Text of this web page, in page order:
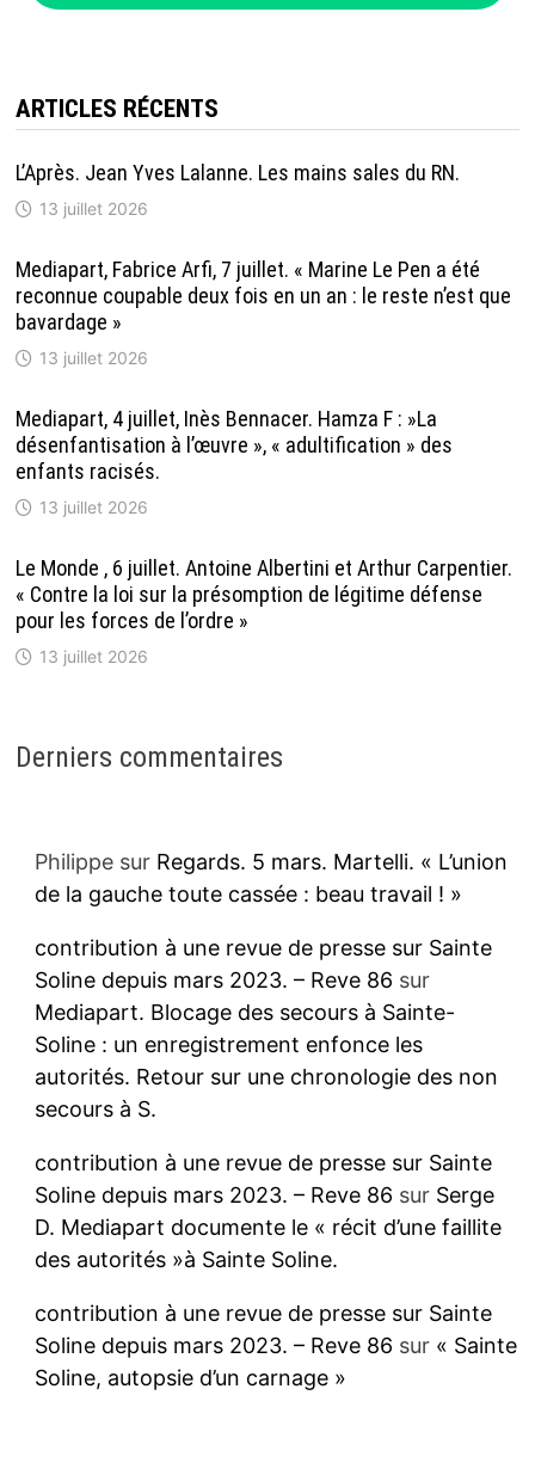
ARTICLES RÉCENTS
L’Après. Jean Yves Lalanne. Les mains sales du RN.
13 juillet 2026
Mediapart, Fabrice Arfi, 7 juillet. « Marine Le Pen a été
reconnue coupable deux fois en un an : le reste n’est que
bavardage »
13 juillet 2026
Mediapart, 4 juillet, Inès Bennacer. Hamza F : »La
désenfantisation à l’œuvre », « adultification » des
enfants racisés.
13 juillet 2026
Le Monde , 6 juillet. Antoine Albertini et Arthur Carpentier.
« Contre la loi sur la présomption de légitime défense
pour les forces de l’ordre »
13 juillet 2026
Derniers commentaires
Philippesur Regards. 5 mars. Martelli. « L’union
de la gauche toute cassée : beau travail ! »
contribution à une revue de presse sur Sainte
Soline depuis mars 2023. – Reve 86 sur
Mediapart. Blocage des secours à Sainte-
Soline : un enregistrement enfonce les
autorités. Retour sur une chronologie des non
secours à S.
contribution à une revue de presse sur Sainte
Soline depuis mars 2023. – Reve 86 sur Serge
D. Mediapart documente le « récit d’une faillite
des autorités »à Sainte Soline.
contribution à une revue de presse sur Sainte
Soline depuis mars 2023. – Reve 86 sur « Sainte
Soline, autopsie d’un carnage »